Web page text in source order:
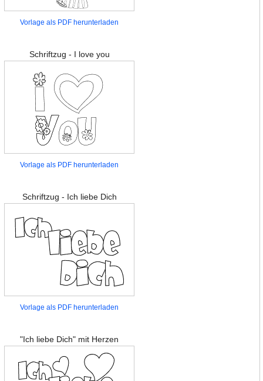
Vorlage als PDF herunterladen
Schriftzug - I love you
Vorlage als PDF herunterladen
Schriftzug - Ich liebe Dich
Vorlage als PDF herunterladen
"Ich liebe Dich" mit Herzen